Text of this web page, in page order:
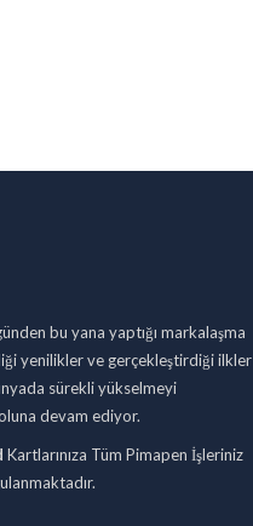
bu yana yaptığı markalaşma
yenilikler ve gerçekleştirdiği ilkler
sürekli yükselmeyi
devam ediyor.
Kartlarınıza Tüm Pimapen İşleriniz